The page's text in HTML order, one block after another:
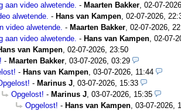
aan video alwetende. - Maarten Bakker, 02-07-
alwetende. - Hans van Kampen, 02-07-2026,
video alwetende. - Maarten Bakker, 02-07-2026,
aan video alwetende. - Hans van Kampen, 02-07-
van Kampen, 02-07-2026, 23:50
- Maarten Bakker, 03-07-2026, 03:29
- Hans van Kampen, 03-07-2026, 11:44
- Marinus J, 03-07-2026, 15:33
Opgelost! - Marinus J, 03-07-2026, 15:35
Opgelost! - Hans van Kampen, 03-07-2026,